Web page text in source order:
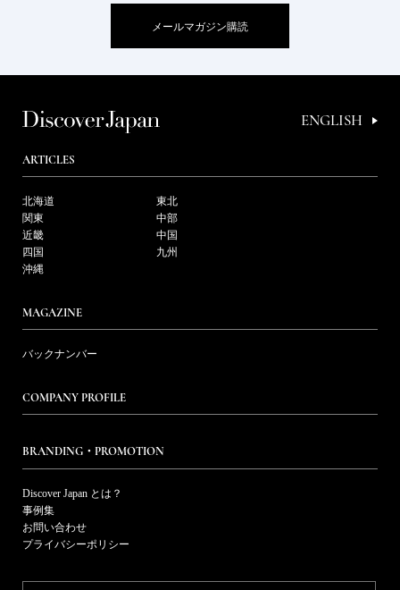
メールマガジン購読
ENGLISH
ARTICLES
北海道
東北
関東
中部
近畿
中国
四国
九州
沖縄
MAGAZINE
バックナンバー
COMPANY PROFILE
BRANDING・PROMOTION
Discover Japan とは？
事例集
お問い合わせ
プライバシーポリシー